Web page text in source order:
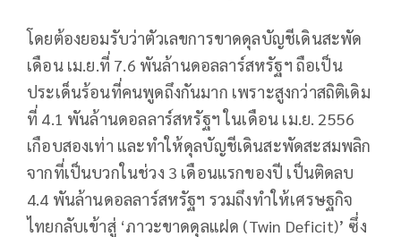
โดยต้องยอมรับว่าตัวเลขการขาดดุลบัญชีเดินสะพัด
เดือน เม.ย.ที่ 7.6 พันล้านดอลลาร์สหรัฐฯ ถือเป็น
ประเด็นร้อนที่คนพูดถึงกันมาก เพราะสูงกว่าสถิติเดิม
ที่ 4.1 พันล้านดอลลาร์สหรัฐฯ ในเดือน เม.ย. 2556
เกือบสองเท่า และทำให้ดุลบัญชีเดินสะพัดสะสมพลิก
จากที่เป็นบวกในช่วง 3 เดือนแรกของปี เป็นติดลบ
4.4 พันล้านดอลลาร์สหรัฐฯ รวมถึงทำให้เศรษฐกิจ
ไทยกลับเข้าสู่ ‘ภาวะขาดดุลแฝด (Twin Deficit)’ ซึ่ง